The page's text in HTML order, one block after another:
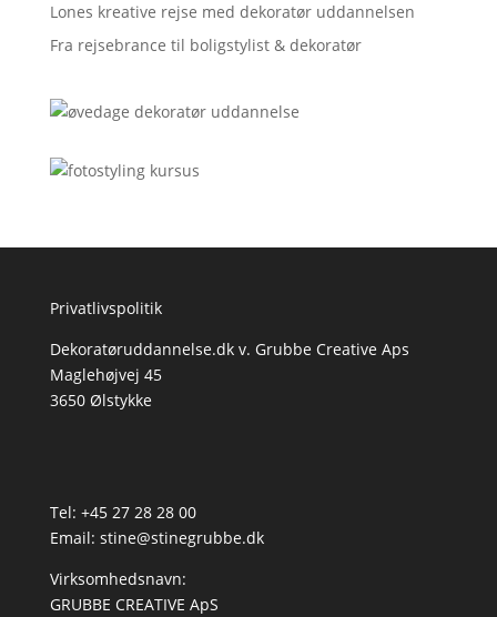
Lones kreative rejse med dekoratør uddannelsen
Fra rejsebrance til boligstylist & dekoratør
Privatlivspolitik
Dekoratøruddannelse.dk v. Grubbe Creative Aps
Maglehøjvej 45
3650 Ølstykke
Tel: +45 27 28 28 00
Email: stine@stinegrubbe.dk
Virksomhedsnavn:
GRUBBE CREATIVE ApS